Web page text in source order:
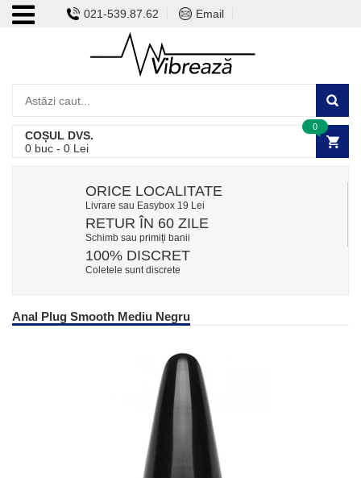
021-539.87.62 Email
COȘUL DVS.
0 buc - 0 Lei
0
ORICE LOCALITATE
Livrare sau Easybox 19 Lei
RETUR ÎN 60 ZILE
Schimb sau primiți banii
100% DISCRET
Coletele sunt discrete
Anal Plug Smooth Mediu Negru